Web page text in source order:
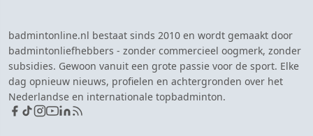
badmintonline.nl bestaat sinds 2010 en wordt gemaakt door
badmintonliefhebbers - zonder commercieel oogmerk, zonder
subsidies. Gewoon vanuit een grote passie voor de sport. Elke
dag opnieuw nieuws, profielen en achtergronden over het
Nederlandse en internationale topbadminton.